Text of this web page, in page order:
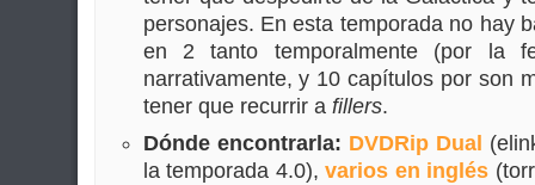
personajes. En esta temporada no hay
en 2 tanto temporalmente (por la
narrativamente, y 10 capítulos por son
tener que recurrir a fillers.
Dónde encontrarla: DVDRip Dual
la temporada 4.0), varios en inglés